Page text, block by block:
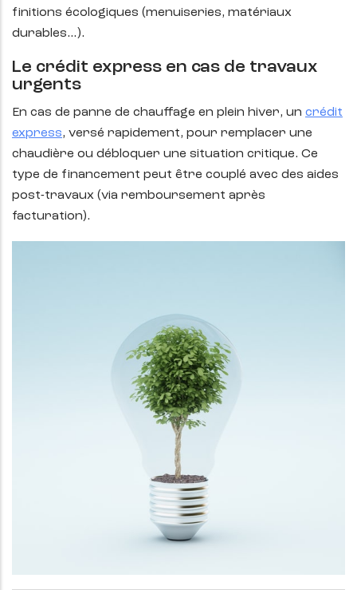
finitions écologiques (menuiseries, matériaux
durables…).
Le crédit express en cas de travaux
urgents
En cas de panne de chauffage en plein hiver, un crédit
express, versé rapidement, pour remplacer une
chaudière ou débloquer une situation critique. Ce
type de financement peut être couplé avec des aides
post-travaux (via remboursement après
facturation).